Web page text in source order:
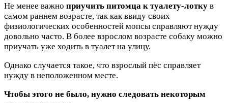
Не менее важно приучить питомца к туалету-лотку в
самом раннем возрасте, так как ввиду своих
физиологических особенностей мопсы справляют нужду
довольно часто. В более взрослом возрасте собаку можно
приучать уже ходить в туалет на улицу.
Однако случается такое, что взрослый пёс справляет
нужду в неположенном месте.
Чтобы этого не было, нужно следовать некоторым